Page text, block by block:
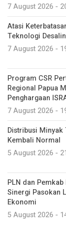
7 August 2026 -
Atasi
Teknologi
7 August 2026 -
Program CSR
Regional Papua
Penghargaan
7 August 2026 -
Distribusi Minyak
Kembali Normal
5 August 2026 -
PLN dan
Sinergi Pasokan
Ekonomi
5 August 2026 -